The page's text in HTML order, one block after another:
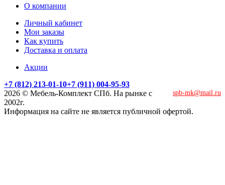
О компании
Личный кабинет
Мои заказы
Как купить
Доставка и оплата
Акции
+7 (812) 213-01-10+7 (911) 004-95-93
spb-mk@mail.ru
2026 © Мебель-Комплект СПб. На рынке с
2002г.
Информация на сайте не является публичной офертой.